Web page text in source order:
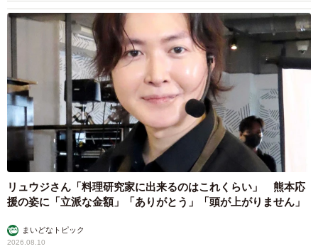
リュウジさん「料理研究家に出来るのはこれくらい」 熊本応
援の姿に「立派な金額」「ありがとう」「頭が上がりません」
まいどなトピック
2026.08.10